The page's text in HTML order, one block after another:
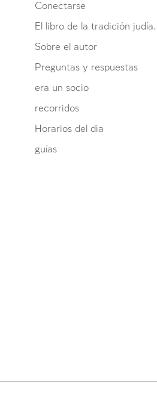
Conectarse
El libro de la tradición judía.
Sobre el autor
Preguntas y respuestas
era un socio
recorridos
Horarios del dia
guías